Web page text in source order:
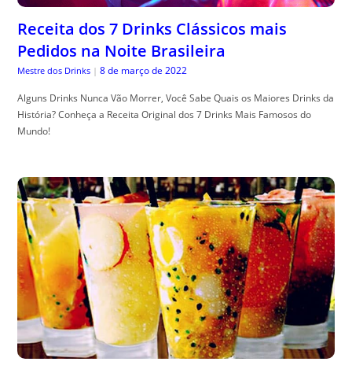
Receita dos 7 Drinks Clássicos mais
Pedidos na Noite Brasileira
Mestre dos Drinks | 8 de março de 2022
Alguns Drinks Nunca Vão Morrer, Você Sabe Quais os Maiores Drinks da
História? Conheça a Receita Original dos 7 Drinks Mais Famosos do
Mundo!